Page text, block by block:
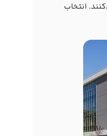
انتخاب